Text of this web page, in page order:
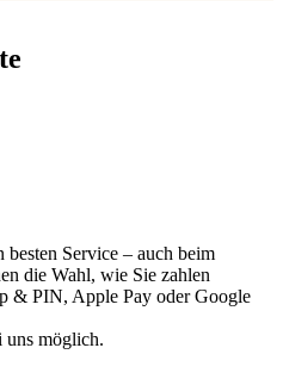
besten Service – auch beim
die Wahl, wie Sie zahlen
& PIN, Apple Pay oder Google
uns möglich.